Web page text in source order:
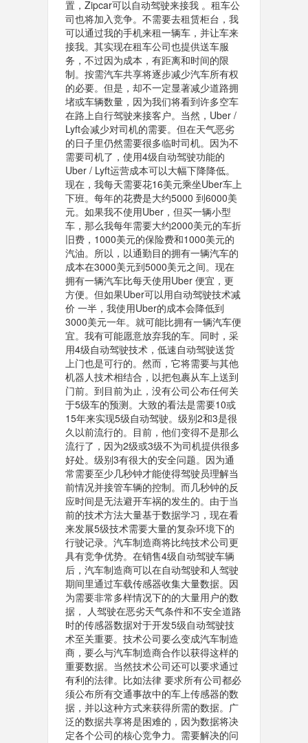
置，Zipcar可以自动驾驶来接我 。租车公
司也将加入竞争。不需要去租赁柜台，我
可以通过我的手机来租一辆车，并让车来
接我。其实现在租车公司也提供送车服
务，不过因为成本，有距离和时间的限
制。按需汽车共享将逐步减少汽车所有权
的必要。但是，却不一定显著减少道路拥
堵或车辆数量，因为我们将看到许多空车
在路上自行驾驶来接客户。当然，Uber /
Lyft会减少对司机的需要。但在天气恶劣
的日子里仍然需要很多临时司机。因为不
需要司机了，使用4级自动驾驶功能的
Uber / Lyft运营成本可以大幅下降降低。
现在，我每天需要花16美元乘坐Uber车上
下班。每年的花费是大约5000 到6000美
元。如果我不使用Uber，但买一辆小型
车，那么我每年需要大约2000美元的车折
旧费，1000美元的保险费和1000美元的
汽油。所以，以通勤目的拥有一辆汽车的
成本在3000美元到5000美元之间。现在
拥有一辆汽车比每天使用Uber 便宜，更
方便。但如果Uber可以用自动驾驶技术减
价 一半，我使用Uber的成本会降低到
3000美元一年。就可能比拥有一辆汽车便
宜。我有可能愿意放弃我的车。同时，采
用4级自动驾驶技术，低速自动驾驶送货
上门也是可行的。然而，它将需要与其他
机器人技术相结合，以把包裹从车上送到
门前。到目前为止，没有公司公布任何关
于5级车的预测。大致的看法是需要10或
15年来实现5级自动驾驶。级别2和3是很
久以前流行的。目前，他们变得不是那么
流行了，因为2级或3级不为司机提供很多
好处。级别3有很大的安全问题。因为通
常需要至少几秒钟才能使得驾驶员理解当
前情况并接管车辆的控制。而几秒钟的反
应时间是无法避开车祸的发生的。由于当
前的技术方法大量基于数据学习，现在看
来发展5级技术需要大量的复杂环境下的
行驶记录。汽车制造商将比纯技术公司更
具有竞争优势。在销售4级自动驾驶车辆
后，汽车制造商可以在自动驾驶和人驾驶
期间里通过车载传感器收集大量数据。因
为需要非常多样情况下的的大量用户的数
据， 人驾驶在恶劣天气条件和不安全道路
时的传感器数据对于开发5级自动驾驶技
术至关重要。技术公司要么变成汽车制造
商，要么与汽车制造商合作以获得这样的
重要数据。当然技术公司还可以要求通过
有利的法律。比如法律 要求所有公司都必
须公布所有交通事故中的车上传感器的数
据，并以这种方式来获得所需的数据。广
泛的数据共享将是困难的，因为数据将决
定各个公司的核心竞争力。需要解决的问